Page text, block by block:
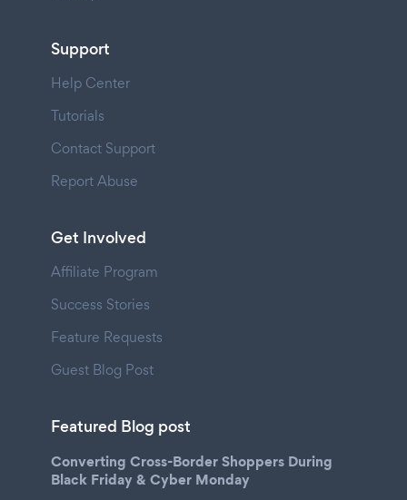
Support
Help Center
Tutorials
Contact Support
Report Abuse
Get Involved
Affiliate Program
Success Stories
Feature Requests
Guest Blog Post
Featured Blog post
Converting Cross-Border Shoppers During
Black Friday & Cyber Monday